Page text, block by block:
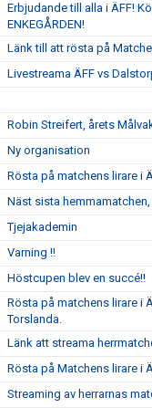
Erbjudande till alla i ÄFF!
ENKEGÅRDEN!
Länk till att rösta på
Livestreama ÄFF vs
Robin Streifert, årets
Ny organisation
Rösta på matchens lirare i
Näst sista
Tjejakademin
Varning !!
Höstcupen blev en succé!!
Rösta på matchens lirare i
Torslanda.
Länk att streama
Rösta på Matchens lirare i
Streaming av herrarnas